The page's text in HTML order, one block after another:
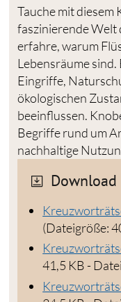
Tauche mit
faszinierende Welt
erfahre, warum
Lebensräume
Eingriffe,
ökologischen
beeinflussen.
Begriffe rund um
nachhaltige
Download
(Dateigröße:
41,5 KB -